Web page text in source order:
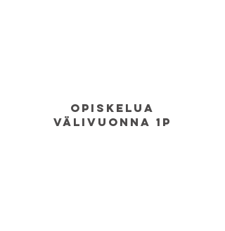
opiskelua
välivuonna 1p